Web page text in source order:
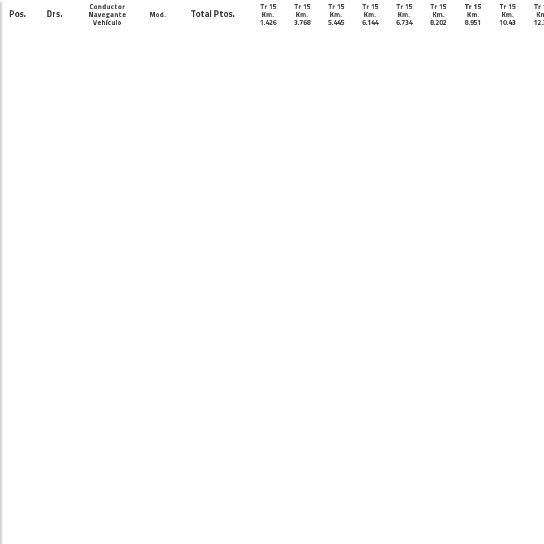
Pos. Drs.
Conductor
Navegante
Vehículo
Mod. Total Ptos.
Tr 15
Km.
1.426
Tr 15
Km.
3.768
Tr 15
Km.
5.445
Tr 15
Km.
6.144
Tr 15
Km.
6.734
Tr 15
Km.
8.202
Tr 15
Km.
8.951
Tr 15
Km.
10.43
Tr